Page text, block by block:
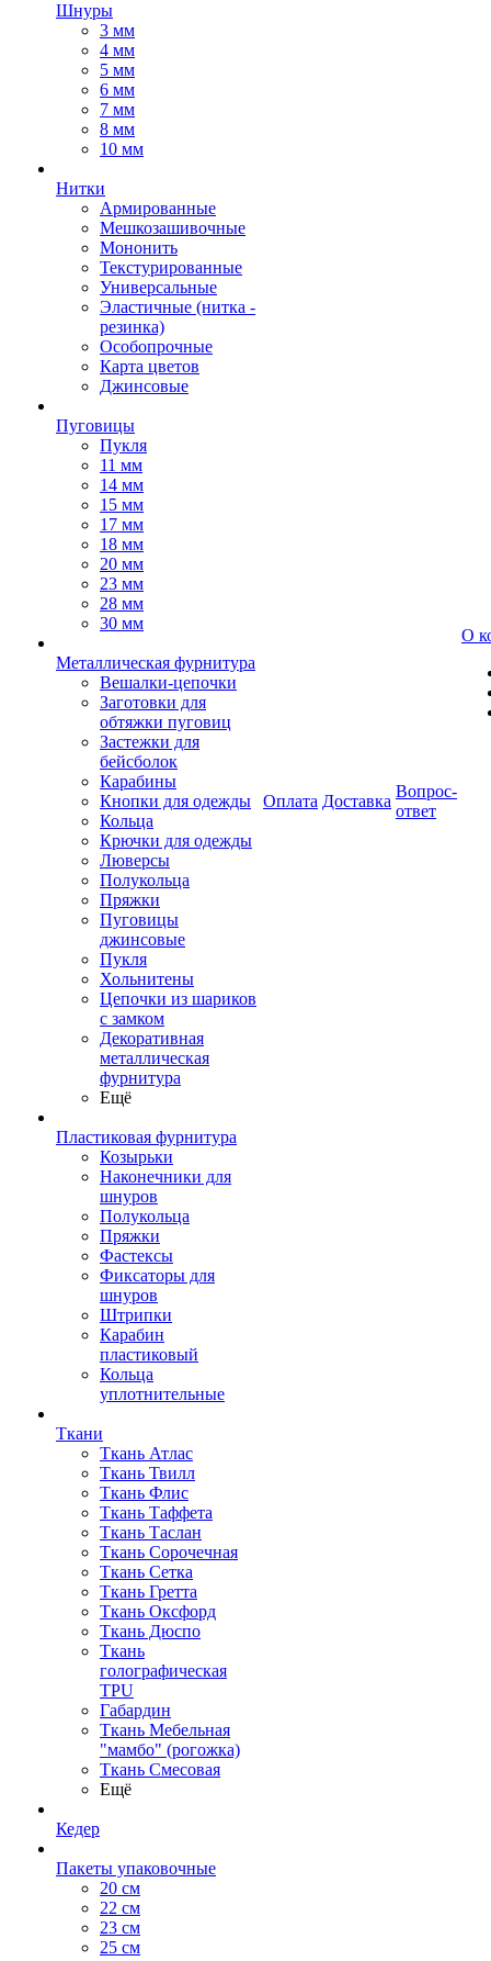
Шнуры
3 мм
4 мм
5 мм
6 мм
7 мм
8 мм
10 мм
Нитки
Армированные
Мешкозашивочные
Мононить
Текстурированные
Универсальные
Эластичные (нитка -
резинка)
Особопрочные
Карта цветов
Джинсовые
Пуговицы
Пукля
11 мм
14 мм
15 мм
17 мм
18 мм
20 мм
23 мм
28 мм
30 мм
Металлическая фурнитура
Вешалки-цепочки
Заготовки для
обтяжки пуговиц
Застежки для
бейсболок
Карабины
Кнопки для одежды
Кольца
Крючки для одежды
Люверсы
Полукольца
Пряжки
Пуговицы
джинсовые
Пукля
Хольнитены
Цепочки из шариков
с замком
Декоративная
металлическая
фурнитура
Ещё
Пластиковая фурнитура
Козырьки
Наконечники для
шнуров
Полукольца
Пряжки
Фастексы
Фиксаторы для
шнуров
Штрипки
Карабин
пластиковый
Кольца
уплотнительные
Ткани
Ткань Атлас
Ткань Твилл
Ткань Флис
Ткань Таффета
Ткань Таслан
Ткань Сорочечная
Ткань Сетка
Ткань Гретта
Ткань Оксфорд
Ткань Дюспо
Ткань
голографическая
TPU
Габардин
Ткань Мебельная
"мамбо" (рогожка)
Ткань Смесовая
Ещё
Кедер
Пакеты упаковочные
20 см
22 см
23 см
25 см
Оплата Доставка
Вопрос-
ответ
О